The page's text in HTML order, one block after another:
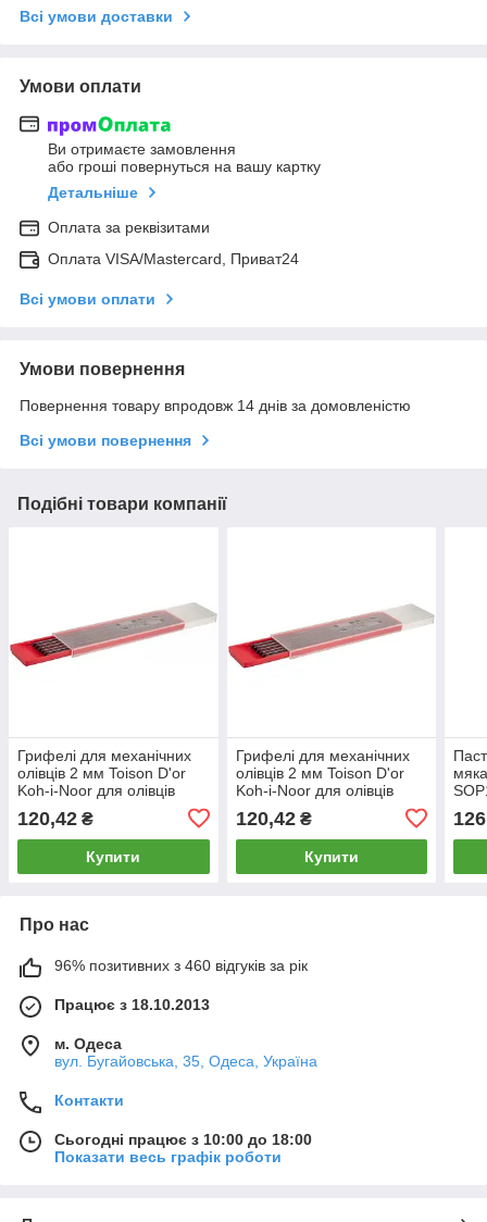
Всі умови доставки
Умови оплати
Ви отримаєте замовлення
або гроші повернуться на вашу картку
Детальніше
Оплата за реквізитами
Оплата VISA/Mastercard, Приват24
Всі умови оплати
Умови повернення
Повернення товару впродовж 14 днів за домовленістю
Всі умови повернення
Подібні товари компанії
Грифелі для механічних
олівців 2 мм Toison D'or
Koh-i-Noor для олівців
120,42 ₴
Купити
Грифелі для механічних
олівців 2 мм Toison D'or
Koh-i-Noor для олівців
120,42₴
Купити
Про нас
96% позитивних з 460 відгуків за рік
Працює з 18.10.2013
м. Одеса
вул. Бугайовська, 35, Одеса, Україна
Контакти
Сьогодні працює з 10:00 до 18:00
Показати весь графік роботи